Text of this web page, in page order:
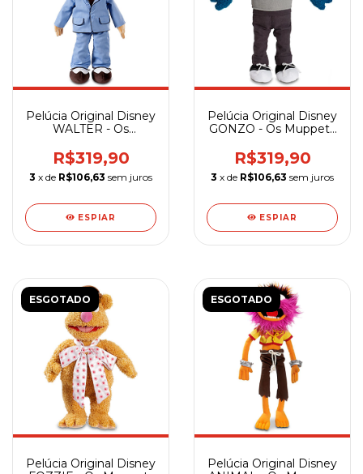
Pelúcia Original Disney
WALTER - Os
R$319,90
3 x de R$106,63 sem juros
ESPIAR
Pelúcia Original Disney
GONZO - Os Muppets
R$319,90
3 x de R$106,63 sem juros
ESPIAR
ESGOTADO
Pelúcia Original Disney
ESGOTADO
Pelúcia Original Disney